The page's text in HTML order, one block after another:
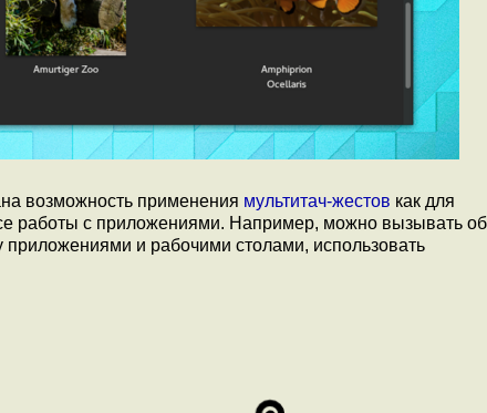
возможность применения мультитач-жестов как для
работы с приложениями. Например, можно вызывать
и рабочими столами, использовать